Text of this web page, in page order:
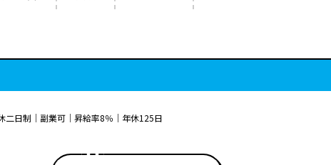
二日制｜副業可｜昇給率8％｜年休125日